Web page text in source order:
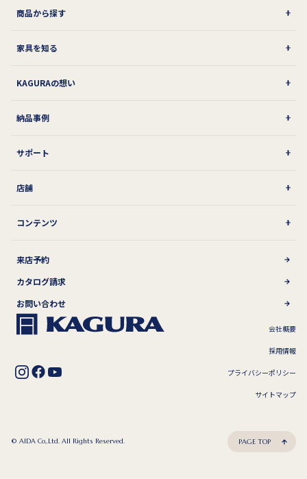
商品から探す
家具を知る
KAGURAの想い
納品事例
サポート
店舗
コンテンツ
来店予約
カタログ請求
お問い合わせ
会社概要
採用情報
プライバシーポリシー
サイトマップ
© AIDA Co,.Ltd. All Rights Reserved. PAGE TOP